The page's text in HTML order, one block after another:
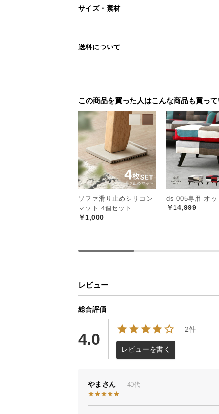
サイズ・素材
送料について
この商品を買った人はこんな商品も買っ
ソファ滑り止めシリコン
マット 4個セット
￥1,000
ds-005専用 オッ
￥14,999
レビュー
総合評価
4.0
2件
レビューを書く
やま 40代